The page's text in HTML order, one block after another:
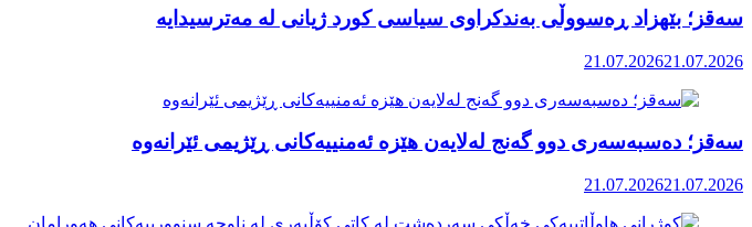
سەقز؛ بێهزاد ڕەسووڵی بەندکراوی سیاسی کورد ژیانی لە مەترسیدایە
21.07.202621.07.2026
سەقز؛ دەسبەسەری دوو گەنج لەلایەن هێزە ئەمنییەکانی ڕێژیمی ئێرانەوە
21.07.202621.07.2026